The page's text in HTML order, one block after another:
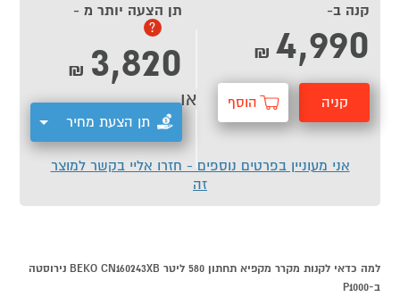
קנה ב-
4,990
₪
קניה הוסף
תן הצעה יותר מ -
?
3,820
₪
תן הצעת מחיר
או
אני מעוניין בפרטים נוספים - חזרו אליי בקשר למוצר
זה
למה כדאי לקנות מקרר מקפיא תחתון 580 ליטר BEKO CN160243XB נירוסטה
ב-P1000